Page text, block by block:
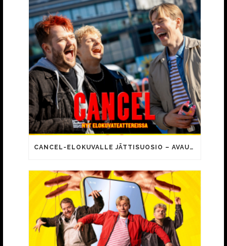
CANCEL-ELOKUVALLE JÄTTISUOSIO – AVAUSPÄIVÄNÄ JO 15 492 KATSOJAA!